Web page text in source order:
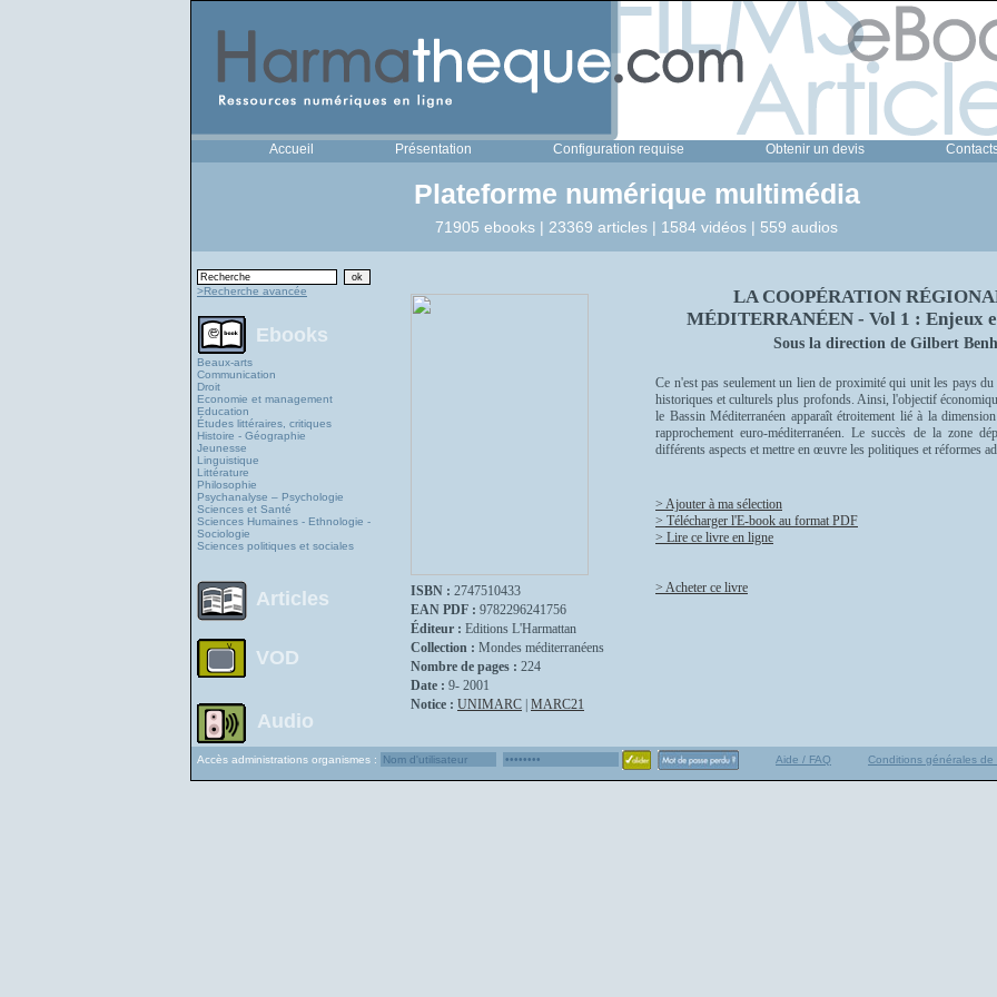
Accueil Présentation Configuration requise Obtenir un devis
Plateforme numérique multimédia
71905 ebooks | 23369 articles | 1584 vidéos | 559 audios
>Recherche avancée
Ebooks
Beaux-arts
Communication
Droit
Economie et management
Education
Études littéraires, critiques
Histoire - Géographie
Jeunesse
Linguistique
Littérature
Philosophie
Psychanalyse – Psychologie
Sciences et Santé
Sciences Humaines - Ethnologie -
Sociologie
Sciences politiques et sociales
Articles
VOD
Audio
ISBN : 2747510433
EAN PDF : 9782296241756
Éditeur : Editions L'Harmattan
Collection : Mondes méditerranéens
Nombre de pages : 224
Date : 9- 2001
Notice : UNIMARC MARC21
LA COOPÉRATION
MÉDITERRANÉEN - Vol 1 : Enjeux
Sous la direction de Gilbert
Ce n'est pas seulement un lien de proximité qui unit les pays
historiques et culturels plus profonds. Ainsi, l'objectif
le Bassin Méditerranéen apparaît étroitement lié à la
rapprochement euro-méditerranéen. Le succès de la zone
différents aspects et mettre en œuvre les politiques et réformes
> Ajouter à ma sélection
> Télécharger l'E-book au format PDF
> Lire ce livre en ligne
> Acheter ce livre
Accès administrations organismes : Aide / FAQ Conditions générales de